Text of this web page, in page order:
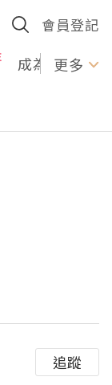
會員登記
成為U更多
追蹤